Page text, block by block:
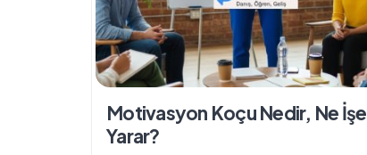
Motivasyon Koçu Nedir, Ne İşe
Yarar?